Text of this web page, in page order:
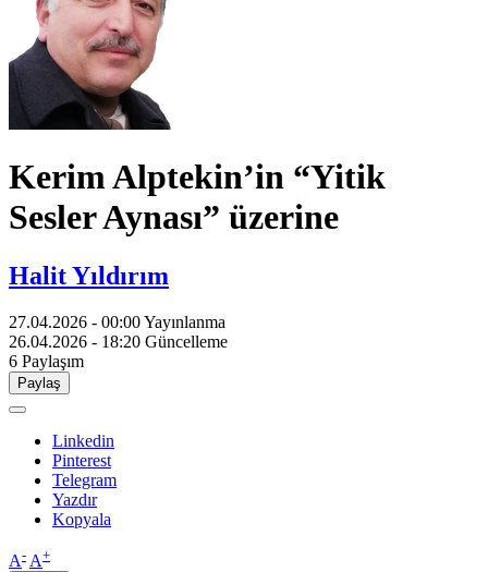
Kerim Alptekin’in “Yitik
Sesler Aynası” üzerine
Halit Yıldırım
27.04.2026 - 00:00Yayınlanma
26.04.2026 - 18:20 Güncelleme
6 Paylaşım
Paylaş
Linkedin
Pinterest
Telegram
Yazdır
Kopyala
A- A+